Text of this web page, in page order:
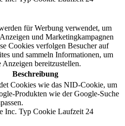
für Werbung verwendet, um
und Marketingkampagnen
Cookies verfolgen Besucher auf
und sammeln Informationen, um
Anzeigen bereitzustellen.
Beschreibung
Cookies wie das NID-Cookie, um
Produkten wie der Google-Suche
Inc. Typ Cookie Laufzeit 24